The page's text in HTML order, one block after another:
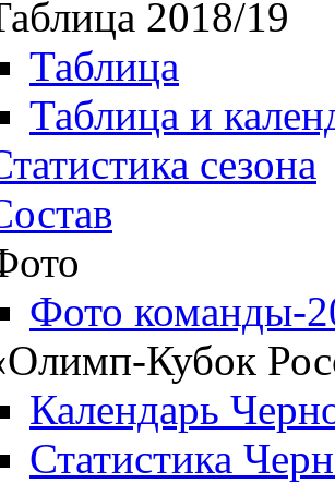
2018/19
Таблица
Таблица и
сезона
Фото команды-
Кубок
Календарь
Статистика